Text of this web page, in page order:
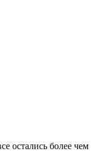
остались более чем